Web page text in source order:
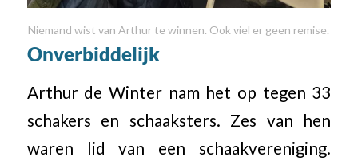
Niemand wist van Arthur te winnen. Ook viel er geen remise.
Onverbiddelijk
Arthur de Winter nam het op tegen 33
schakers en schaaksters. Zes van hen
waren lid van een schaakvereniging.